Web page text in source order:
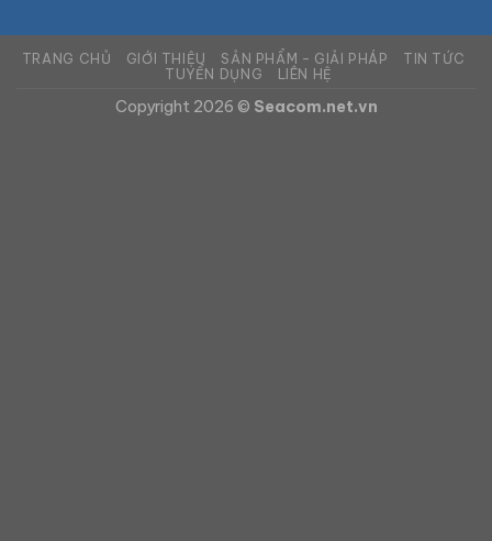
TRANG CHỦ GIỚI THIỆU SẢN PHẨM – GIẢI PHÁP
TIN TỨC
TUYỂN DỤNG
LIÊN HỆ
Copyright 2026 © Seacom.net.vn